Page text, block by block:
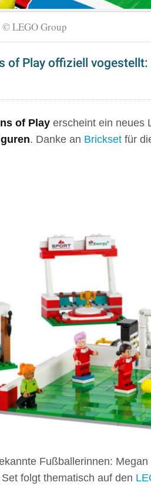
© LEGO Group
of Play offiziell
of Play erscheint ein neues
. Danke an Brickset für
Fußballerinnen:
folgt thematisch auf den